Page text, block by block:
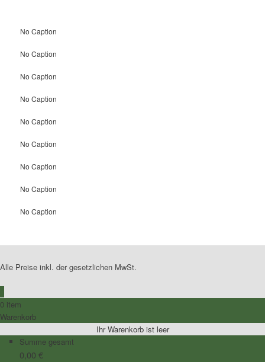
No Caption
No Caption
No Caption
No Caption
No Caption
No Caption
No Caption
No Caption
No Caption
Alle Preise inkl. der gesetzlichen MwSt.
0 item
Warenkorb
Ihr Warenkorb ist leer
Summe gesamt
0,00 €